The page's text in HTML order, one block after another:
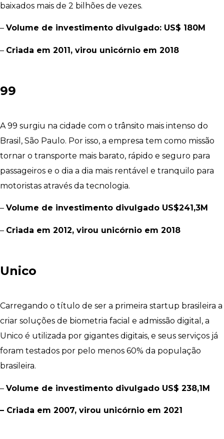
baixados mais de 2 bilhões de vezes.
– Volume de investimento divulgado: US$ 180M
– Criada em 2011, virou unicórnio em 2018
99
A 99 surgiu na cidade com o trânsito mais intenso do
Brasil, São Paulo. Por isso, a empresa tem como missão
tornar o transporte mais barato, rápido e seguro para
passageiros e o dia a dia mais rentável e tranquilo para
motoristas através da tecnologia.
– Volume de investimento divulgado US$241,3M
– Criada em 2012, virou unicórnio em 2018
Unico
Carregando o título de ser a primeira startup brasileira a
criar soluções de biometria facial e admissão digital, a
Unico é utilizada por gigantes digitais, e seus serviços já
foram testados por pelo menos 60% da população
brasileira.
– Volume de investimento divulgado US$ 238,1M
– Criada em 2007, virou unicórnio em 2021